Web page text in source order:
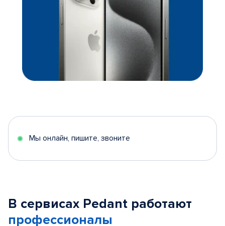
Мы онлайн, пишите, звоните
В сервисах Pedant работают
профессионалы